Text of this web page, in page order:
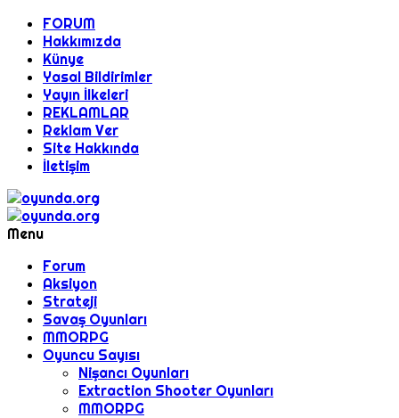
FORUM
Hakkımızda
Künye
Yasal Bildirimler
Yayın İlkeleri
REKLAMLAR
Reklam Ver
Site Hakkında
İletişim
Menu
Forum
Aksiyon
Strateji
Savaş Oyunları
MMORPG
Oyuncu Sayısı
Nişancı Oyunları
Extraction Shooter Oyunları
MMORPG